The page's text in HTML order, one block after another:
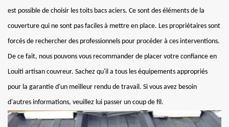
est possible de choisir les toits bacs aciers. Ce sont des éléments de la
couverture qui ne sont pas faciles à mettre en place. Les propriétaires sont
forcés de rechercher des professionnels pour procéder à ces interventions.
De ce fait, nous pouvons vous recommander de placer votre confiance en
Louiti artisan couvreur. Sachez qu'il a tous les équipements appropriés
pour la garantie d'un meilleur rendu de travail. Si vous avez besoin
d'autres informations, veuillez lui passer un coup de fil.